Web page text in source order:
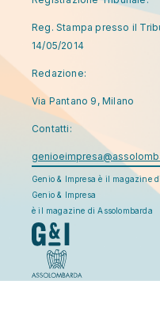
Reg. Stampa presso il
14/05/2014
Redazione:
Via Pantano 9, Milano
Contatti:
Genio & Impresa è il magazine
Genio & Impresa
è il magazine di Assolombarda